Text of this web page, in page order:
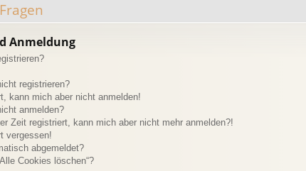
Anmeldung
registrieren?
kann mich aber nicht anmelden!
anmelden?
Zeit registriert, kann mich aber nicht mehr anmelden?!
vergessen!
abgemeldet?
Cookies löschen“?